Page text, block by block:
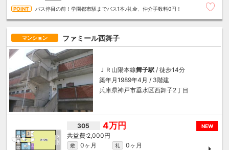
バス停目の前！学園都市駅までバス1本♪礼金、仲介手数料0円！
マンション ファミール西舞子
ＪＲ山陽本線舞子駅 / 徒歩14分
築年月1989年4月 / 3階建
兵庫県神戸市垂水区西舞子2丁目
NEW
305 4万円
2,000円
敷 0ヶ月 礼
0ヶ月